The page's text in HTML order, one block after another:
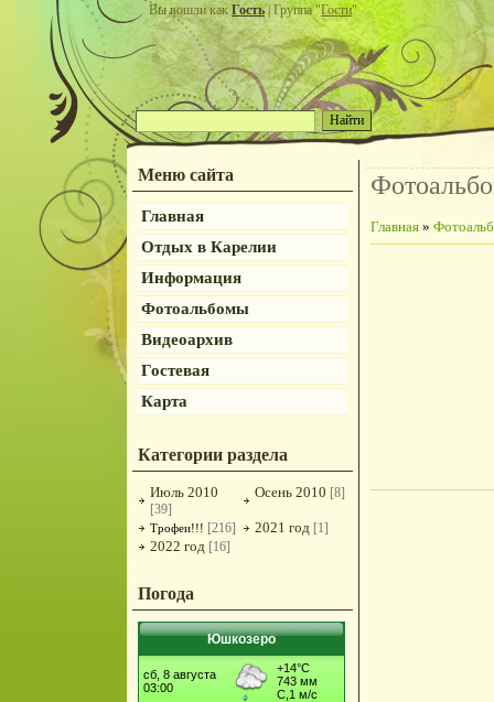
Вы вошли какГость| Группа "Гости"
Меню сайта
Главная
Отдых в Карелии
Информация
Фотоальбомы
Видеоархив
Гостевая
Карта
Категории раздела
Июль 2010
[39]
Осень 2010 [8]
Трофеи!!! [216] 2021 год [1]
2022 год [16]
Погода
Юшкозеро
Главная »